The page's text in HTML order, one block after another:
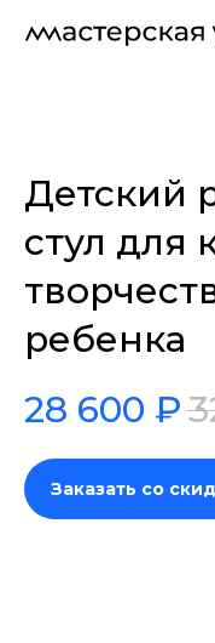
Детский
стул для
ребенка
28 600 ₽
Заказать со